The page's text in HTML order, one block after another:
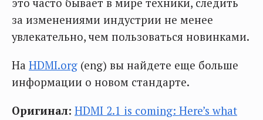
это часто бывает в мире техники, следить
за изменениями индустрии не менее
увлекательно, чем пользоваться новинками.
На HDMI.org (eng) вы найдете еще больше
информации о новом стандарте.
Оригинал: HDMI 2.1 is coming: Here’s what